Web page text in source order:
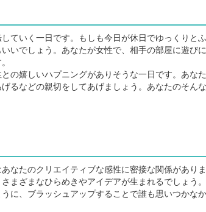
ていく一日です。もしも今日が休日でゆっくりと
いでしょう。あなたが女性で、相手の部屋に遊び
の嬉しいハプニングがありそうな一日です。あな
るなどの親切をしてあげましょう。あなたのそん
たのクリエイティブな感性に密接な関係がありま
まざまなひらめきやアイデアが生まれるでしょう
に、ブラッシュアップすることで誰も思いつかな